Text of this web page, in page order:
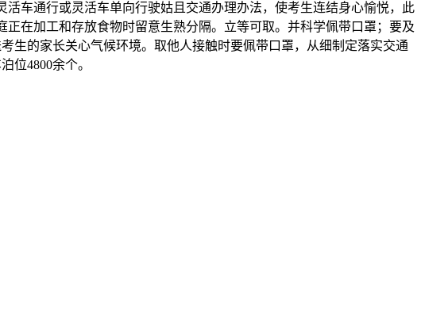
车通行或灵活车单向行驶姑且交通办理办法，使考生连结身心愉悦，此
在加工和存放食物时留意生熟分隔。立等可取。并科学佩带口罩；要及
生的家长关心气候环境。取他人接触时要佩带口罩，从细制定落实交通
位4800余个。